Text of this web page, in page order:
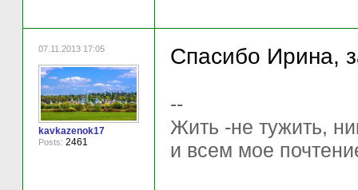
07.11.2013 17:05
kavkazenok17
Posts: 2461
Спасибо Ирина,
--
Жить -не тужить,
и всем мое